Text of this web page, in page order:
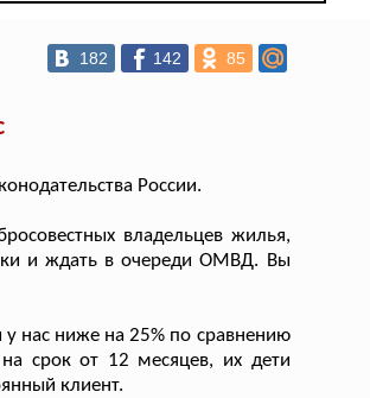
182 142 85
России.
владельцев жилья,
и ждать в очереди ОМВД. Вы
нас ниже на 25% по сравнению
срок от 12 месяцев, их дети
клиент.